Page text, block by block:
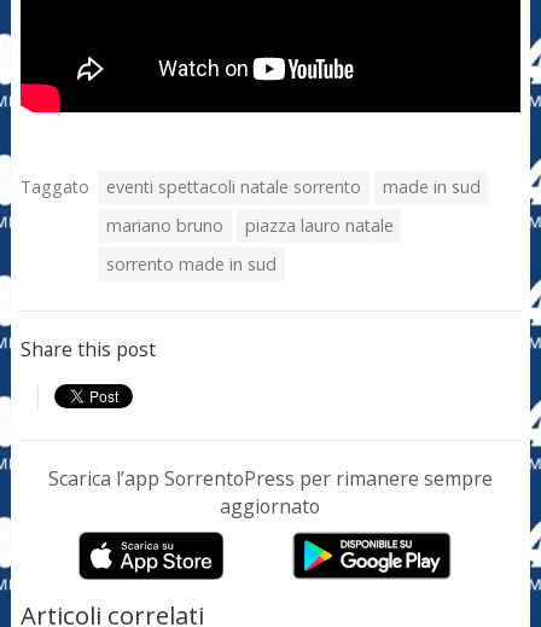
Taggato eventi spettacoli natale sorrento
made in sud
mariano bruno
piazza lauro natale
sorrento made in sud
Share this post
Scarica l’app SorrentoPress per rimanere sempre
aggiornato
Articoli correlati